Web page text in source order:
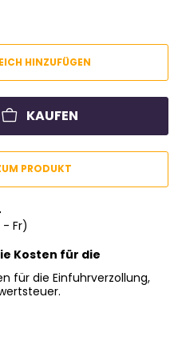
HINZUFÜGEN
KAUFEN
PRODUKT
Fr)
Kosten für die
für die Einfuhrverzollung,